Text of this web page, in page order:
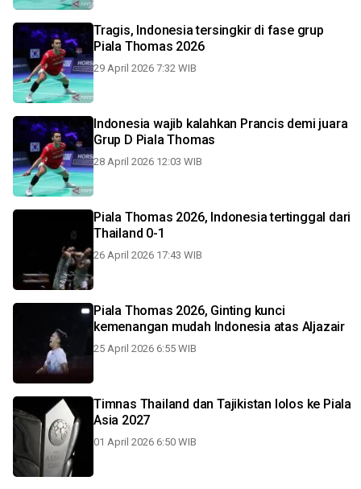
Tragis, Indonesia tersingkir di fase grup
Piala Thomas 2026
29 April 2026 7:32 WIB
Indonesia wajib kalahkan Prancis demi juara
Grup D Piala Thomas
28 April 2026 12:03 WIB
Piala Thomas 2026, Indonesia tertinggal dari
Thailand 0-1
26 April 2026 17:43 WIB
Piala Thomas 2026, Ginting kunci
kemenangan mudah Indonesia atas Aljazair
25 April 2026 6:55 WIB
Timnas Thailand dan Tajikistan lolos ke Piala
Asia 2027
01 April 2026 6:50 WIB